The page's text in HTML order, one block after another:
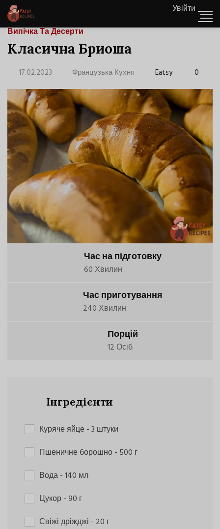
Увійти
Випічка Та Десерти
Класична Бриоша
17.02.2023 Французька Кухня Eatsy 0
Час на підготовку
60 Хвилин
Час приготування
240 Хвилин
Порцій
12 Осіб
Інгредієнти
Куряче яйце- 3 штуки
Пшеничне борошно- 500 г
Вода- 140 мл
Цукор- 90 г
Свіжі дріжджі - 20 г